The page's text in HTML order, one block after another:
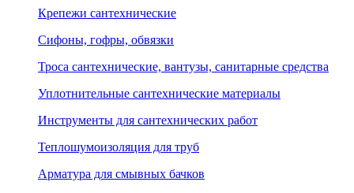
Крепежи сантехнические
Сифоны, гофры, обвязки
Троса сантехнические, вантузы, санитарные средства
Уплотнительные сантехнические материалы
Инструменты для сантехнических работ
Теплошумоизоляция для труб
Арматура для смывных бачков